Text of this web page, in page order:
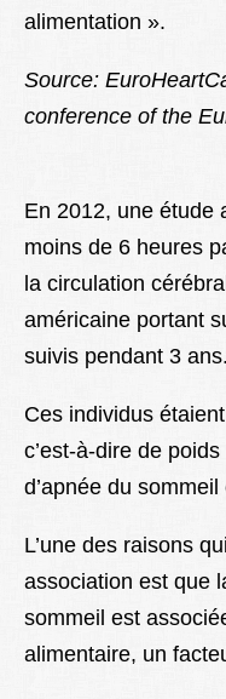
alimentation ».
Source:
conference of the
En 2012, une étude
moins de 6 heures
la circulation
américaine portant
suivis pendant 3 ans.
Ces individus
c’est-à-dire de
d’apnée du
L’une des raisons
association est que
sommeil est
alimentaire, un